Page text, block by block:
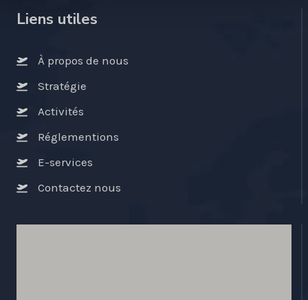
Liens utiles
À propos de nous
Stratégie
Activités
Réglementions
E-services
Contactez nous